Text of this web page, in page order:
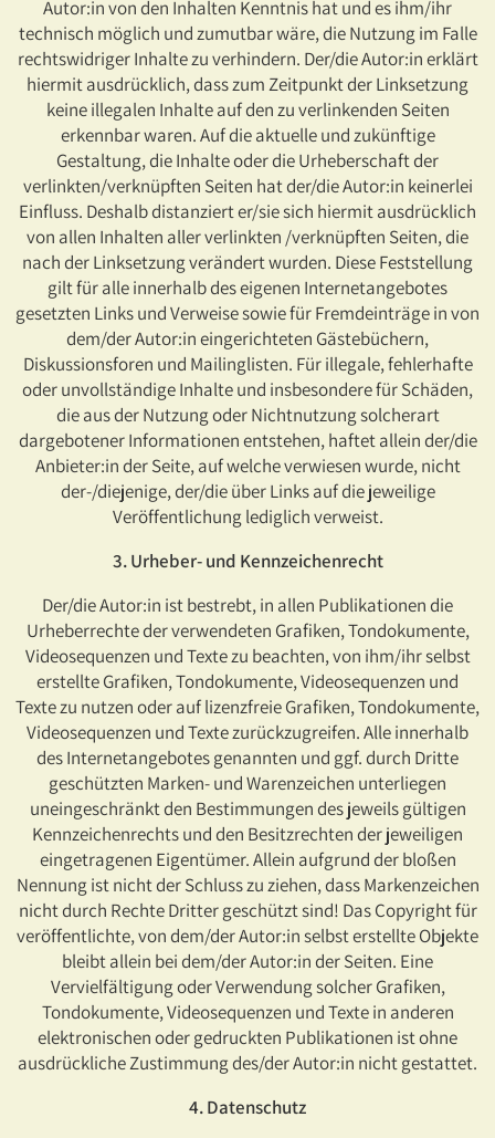
Autor:in von den Inhalten Kenntnis hat und es ihm/ihr
technisch möglich und zumutbar wäre, die Nutzung im Falle
rechtswidriger Inhalte zu verhindern. Der/die Autor:in erklärt
hiermit ausdrücklich, dass zum Zeitpunkt der Linksetzung
keine illegalen Inhalte auf den zu verlinkenden Seiten
erkennbar waren. Auf die aktuelle und zukünftige
Gestaltung, die Inhalte oder die Urheberschaft der
verlinkten/verknüpften Seiten hat der/die Autor:in keinerlei
Einfluss. Deshalb distanziert er/sie sich hiermit ausdrücklich
von allen Inhalten aller verlinkten /verknüpften Seiten, die
nach der Linksetzung verändert wurden. Diese Feststellung
gilt für alle innerhalb des eigenen Internetangebotes
gesetzten Links und Verweise sowie für Fremdeinträge in von
dem/der Autor:in eingerichteten Gästebüchern,
Diskussionsforen und Mailinglisten. Für illegale, fehlerhafte
oder unvollständige Inhalte und insbesondere für Schäden,
die aus der Nutzung oder Nichtnutzung solcherart
dargebotener Informationen entstehen, haftet allein der/die
Anbieter:in der Seite, auf welche verwiesen wurde, nicht
der-/diejenige, der/die über Links auf die jeweilige
Veröffentlichung lediglich verweist.
3. Urheber- und Kennzeichenrecht
Der/die Autor:in ist bestrebt, in allen Publikationen die
Urheberrechte der verwendeten Grafiken, Tondokumente,
Videosequenzen und Texte zu beachten, von ihm/ihr selbst
erstellte Grafiken, Tondokumente, Videosequenzen und
Texte zu nutzen oder auf lizenzfreie Grafiken, Tondokumente,
Videosequenzen und Texte zurückzugreifen. Alle innerhalb
des Internetangebotes genannten und ggf. durch Dritte
geschützten Marken- und Warenzeichen unterliegen
uneingeschränkt den Bestimmungen des jeweils gültigen
Kennzeichenrechts und den Besitzrechten der jeweiligen
eingetragenen Eigentümer. Allein aufgrund der bloßen
Nennung ist nicht der Schluss zu ziehen, dass Markenzeichen
nicht durch Rechte Dritter geschützt sind! Das Copyright für
veröffentlichte, von dem/der Autor:in selbst erstellte Objekte
bleibt allein bei dem/der Autor:in der Seiten. Eine
Vervielfältigung oder Verwendung solcher Grafiken,
Tondokumente, Videosequenzen und Texte in anderen
elektronischen oder gedruckten Publikationen ist ohne
ausdrückliche Zustimmung des/der Autor:in nicht gestattet.
4. Datenschutz